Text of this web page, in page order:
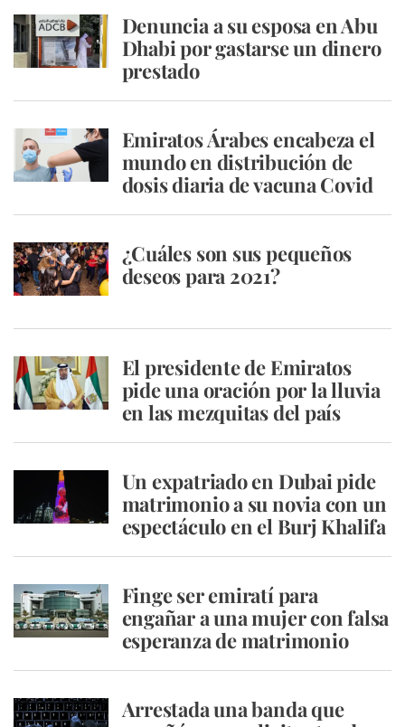
Denuncia a su esposa en Abu
Dhabi por gastarse un dinero
prestado
Emiratos Árabes encabeza el
mundo en distribución de
dosis diaria de vacuna Covid
¿Cuáles son sus pequeños
deseos para 2021?
El presidente de Emiratos
pide una oración por la lluvia
en las mezquitas del país
Un expatriado en Dubai pide
matrimonio a su novia con un
espectáculo en el Burj Khalifa
Finge ser emiratí para
engañar a una mujer con falsa
esperanza de matrimonio
Arrestada una banda que